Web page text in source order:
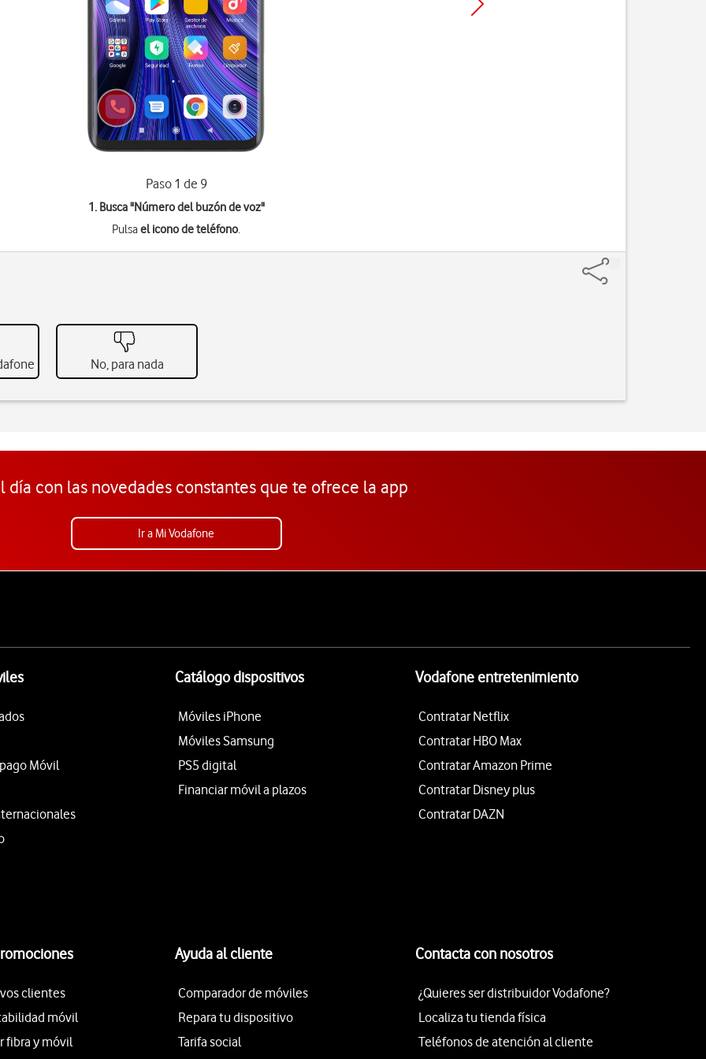
Paso 1 de 9
1. Busca "Número del buzón de voz"
Pulsael icono de teléfono.
No, para nada
día con las novedades constantes que te ofrece la app
Ir a Mi Vodafone
Móvil
Catálogo dispositivos
Móviles iPhone
Móviles Samsung
PS5 digital
Financiar móvil a plazos
Vodafone entretenimiento
Contratar Netflix
Contratar HBO Max
Contratar Amazon Prime
Contratar Disney plus
Contratar DAZN
clientes
móvil
fibra y móvil
Ayuda al cliente
Comparador de móviles
Repara tu dispositivo
Tarifa social
Contacta con nosotros
¿Quieres ser distribuidor Vodafone?
Localiza tu tienda física
Teléfonos de atención al cliente